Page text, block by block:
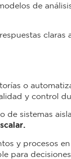
de
claras
o
y control
de sistemas
y procesos
para decisiones